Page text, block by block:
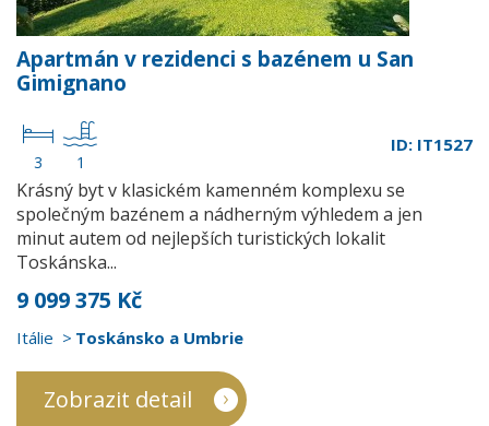
Apartmán v rezidenci s bazénem u San
Gimignano
3 1
ID: IT1527
Krásný byt v klasickém kamenném komplexu se
společným bazénem a nádherným výhledem a jen
minut autem od nejlepších turistických lokalit
Toskánska...
9 099 375 Kč
Itálie Toskánsko a Umbrie
Zobrazit detail